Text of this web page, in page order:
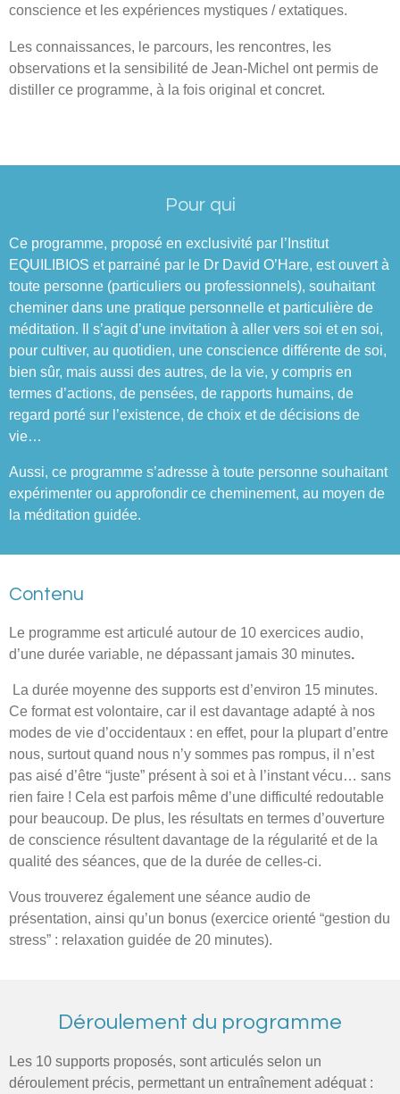
conscience et les expériences mystiques / extatiques.
Les connaissances, le parcours, les rencontres, les
observations et la sensibilité de Jean-Michel ont permis de
distiller ce programme, à la fois original et concret.
Pour qui
Ce programme, proposé en exclusivité par l’Institut
EQUILIBIOS et parrainé par le Dr David O’Hare, est ouvert à
toute personne (particuliers ou professionnels), souhaitant
cheminer dans une pratique personnelle et particulière de
méditation. Il s’agit d’une invitation à aller vers soi et en soi,
pour cultiver, au quotidien, une conscience différente de soi,
bien sûr, mais aussi des autres, de la vie, y compris en
termes d’actions, de pensées, de rapports humains, de
regard porté sur l’existence, de choix et de décisions de
vie…
Aussi, ce programme s’adresse à toute personne souhaitant
expérimenter ou approfondir ce cheminement, au moyen de
la méditation guidée.
Contenu
Le programme est articulé autour de 10 exercices audio,
d’une durée variable, ne dépassant jamais 30 minutes.
La durée moyenne des supports est d’environ 15 minutes.
Ce format est volontaire, car il est davantage adapté à nos
modes de vie d’occidentaux : en effet, pour la plupart d’entre
nous, surtout quand nous n’y sommes pas rompus, il n’est
pas aisé d’être “juste” présent à soi et à l’instant vécu… sans
rien faire ! Cela est parfois même d’une difficulté redoutable
pour beaucoup. De plus, les résultats en termes d’ouverture
de conscience résultent davantage de la régularité et de la
qualité des séances, que de la durée de celles-ci.
Vous trouverez également une séance audio de
présentation, ainsi qu’un bonus (exercice orienté “gestion du
stress” : relaxation guidée de 20 minutes).
Déroulement du programme
Les 10 supports proposés, sont articulés selon un
déroulement précis, permettant un entraînement adéquat :